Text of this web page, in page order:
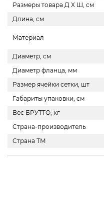
Размеры товара Д Х Ш, см
Длина, см
Материал
Диаметр, см
Диаметр фланца, мм
Размер ячейки сетки, шт
Габариты упаковки, см
Вес БРУТТО, кг
Страна-производитель
Страна ТМ